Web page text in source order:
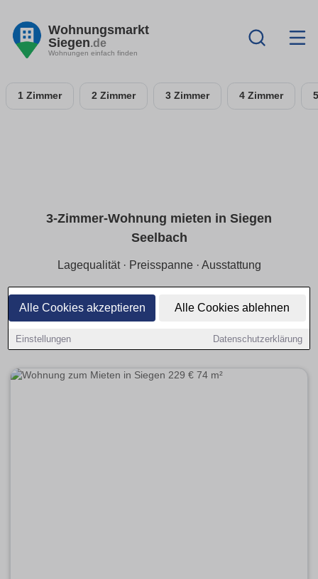
Alle Cookies akzeptieren Alle Cookies ablehnen
Einstellungen Datenschutzerklärung
Wohnungsmarkt
Siegen.de
Wohnungen einfach finden
1 Zimmer 2 Zimmer 3 Zimmer 4 Zimmer
3-Zimmer-Wohnung mieten in Siegen
Seelbach
Lagequalität · Preisspanne · Ausstattung
Finde eine 3-Zimmer-Wohnung in Siegen Seelbach, perfekt
für Familien oder Wohngemeinschaften. Die Auswahl
umfasst ruhige, zentrale und gut angebundene Lagen mit